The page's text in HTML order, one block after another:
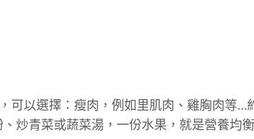
可以選擇：瘦肉，例如里肌肉、雞胸肉等
炒青菜或蔬菜湯，一份水果，就是營養均